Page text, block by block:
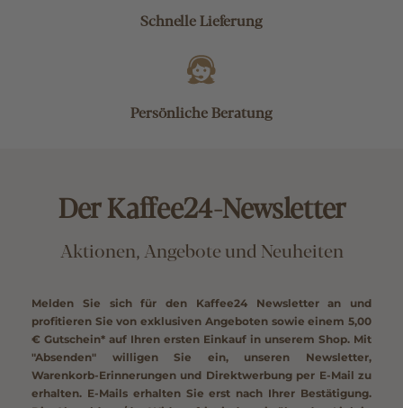
Schnelle Lieferung
Persönliche Beratung
Der Kaffee24-Newsletter
Aktionen, Angebote und Neuheiten
Melden Sie sich für den Kaffee24 Newsletter an und
profitieren Sie von exklusiven Angeboten sowie einem 5,00
€ Gutschein* auf Ihren ersten Einkauf in unserem Shop. Mit
"Absenden" willigen Sie ein, unseren Newsletter,
Warenkorb-Erinnerungen und Direktwerbung per E-Mail zu
erhalten. E-Mails erhalten Sie erst nach Ihrer Bestätigung.